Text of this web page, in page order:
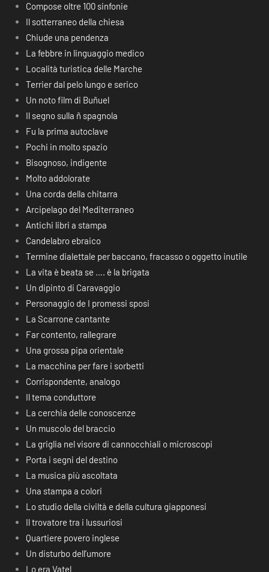
Compose oltre 100 sinfonie
Il sotterraneo della chiesa
Chiude una pendenza
La febbre in linguaggio medico
Località turistica delle Marche
Terrier dal pelo lungo e serico
Un noto film di Buñuel
Il segno sulla ñ spagnola
Fu la prima autoclave
Pochi in molto spazio
Bisognoso, indigente
Molto addolorate
Una corda della chitarra
Arcipelago del Mediterraneo
Antichi libri a stampa
Candelabro ebraico
Termine dialettale per baccano, fracasso o oggetto inutile
La vita è beata se …. è la brigata
Un dipinto di Caravaggio
Personaggio de I promessi sposi
La Scarrone cantante
Far contento, rallegrare
Una grossa pipa orientale
La macchina per fare i sorbetti
Corrispondente, analogo
Il tema conduttore
La cerchia delle conoscenze
Un muscolo del braccio
La griglia nel visore di cannocchiali o microscopi
Porta i segni del destino
La musica più ascoltata
Una stampa a colori
Lo studio della civiltà e della cultura giapponesi
Il trovatore tra i lussuriosi
Quartiere povero inglese
Un disturbo dell’umore
Lo era Vatel